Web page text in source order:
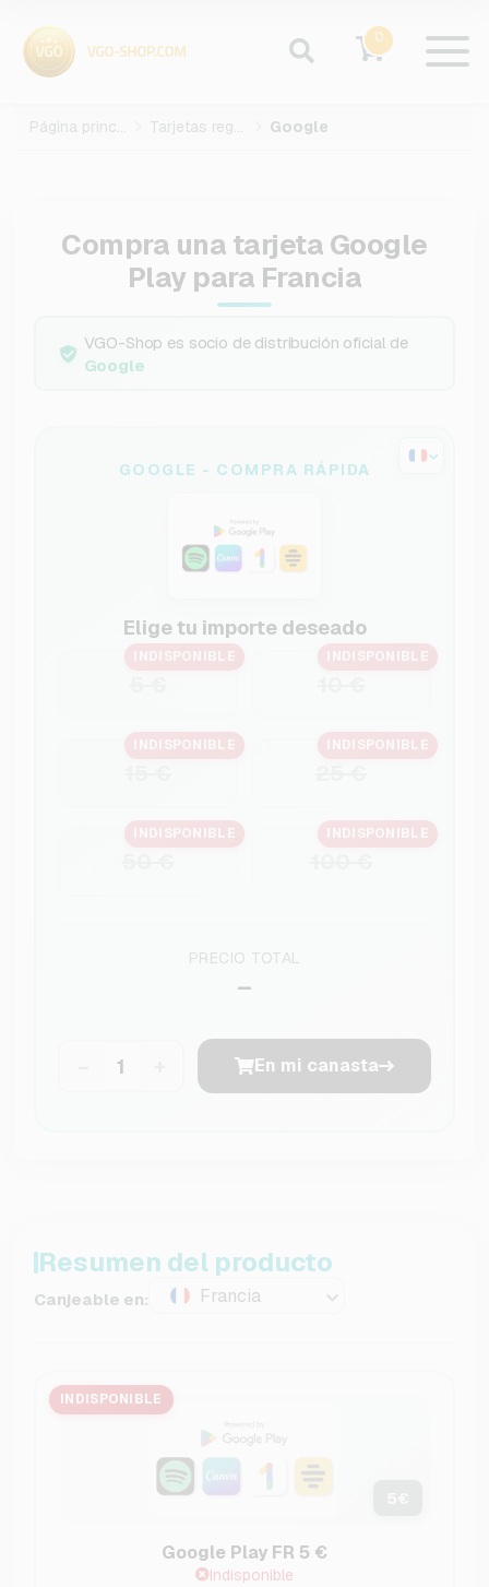
0
Página principal Tarjetas regalo Google
Compra una tarjeta Google
Play para Francia
VGO-Shop es socio de distribución oficial de
Google
GOOGLE - COMPRA RÁPIDA
Elige tu importe deseado
INDISPONIBLE INDISPONIBLE
INDISPONIBLE INDISPONIBLE
INDISPONIBLE INDISPONIBLE
PRECIO TOTAL
–
En mi canasta
Resumen del producto
Canjeable en: Francia
INDISPONIBLE
Google Play FR 5 €
Indisponible